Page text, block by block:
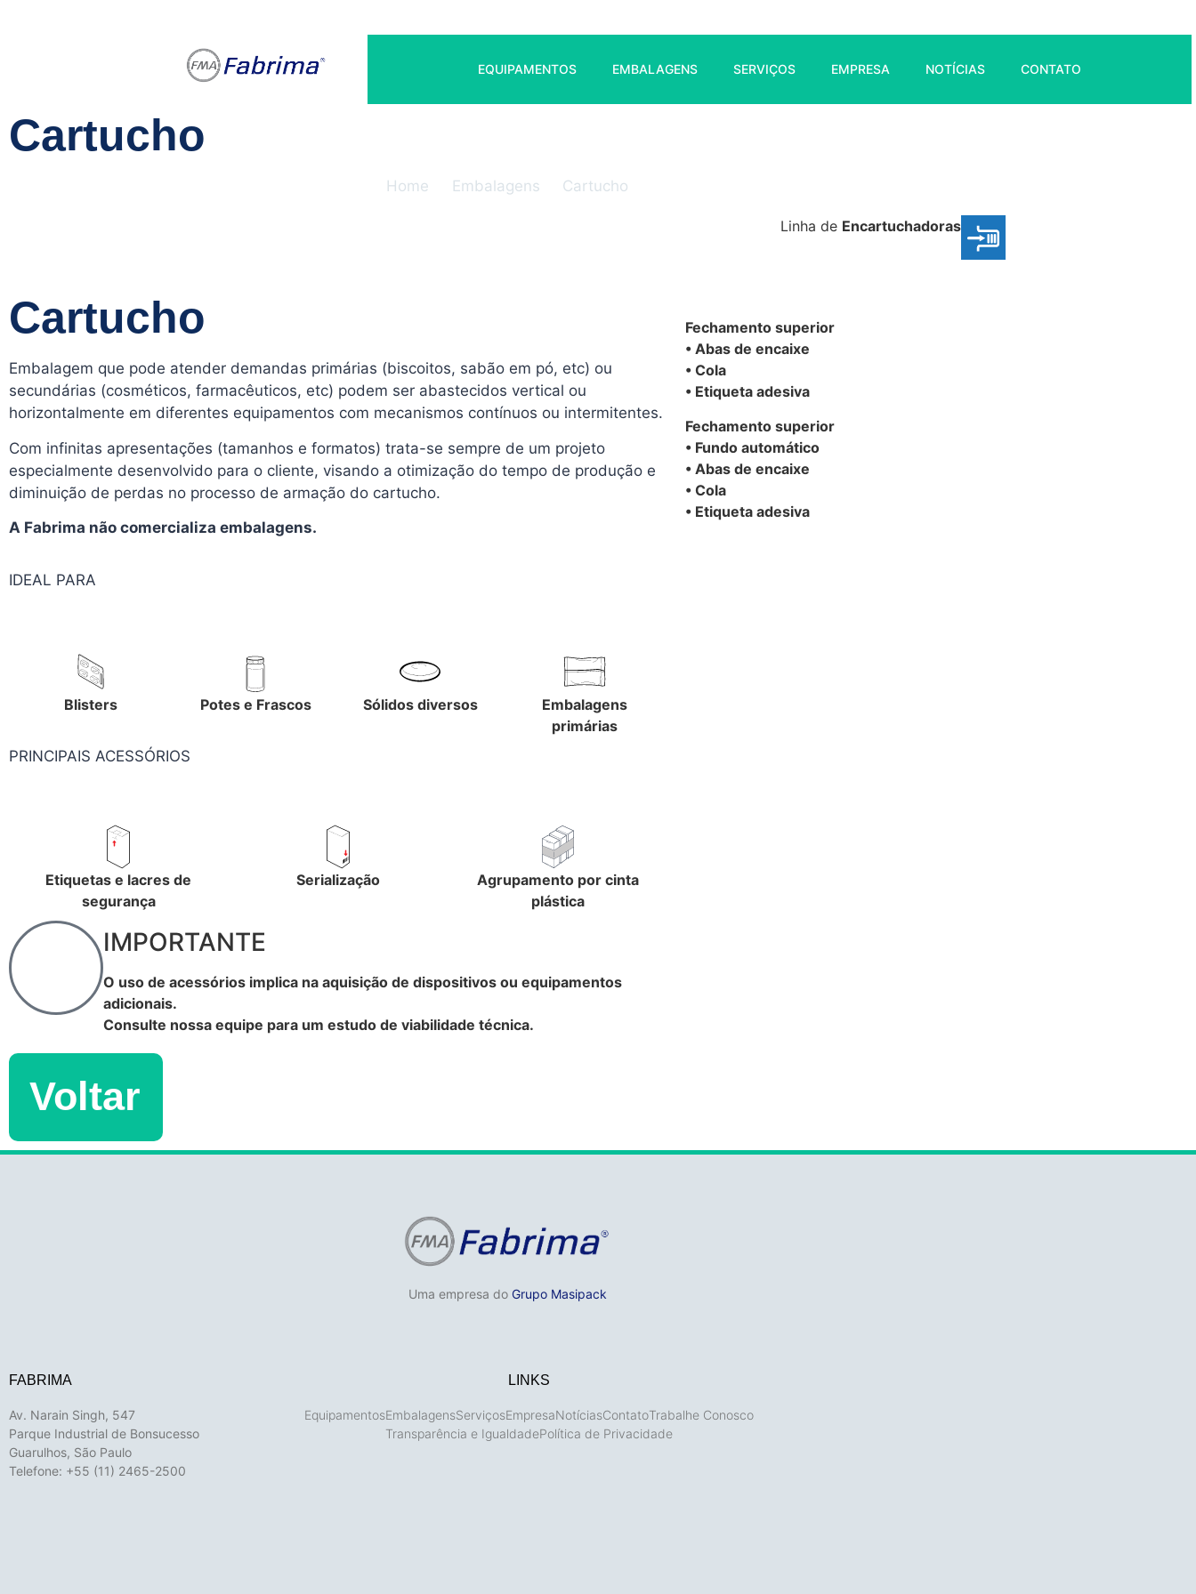
EQUIPAMENTOS EMBALAGENS SERVIÇOS EMPRESA NOTÍCIAS CONTATO
Cartucho
Home Embalagens Cartucho
Linha de Encartuchadoras
Cartucho
Embalagem que pode atender demandas primárias (biscoitos, sabão em pó, etc) ou
secundárias (cosméticos, farmacêuticos, etc) podem ser abastecidos vertical ou
horizontalmente em diferentes equipamentos com mecanismos contínuos ou intermitentes.
Com infinitas apresentações (tamanhos e formatos) trata-se sempre de um projeto
especialmente desenvolvido para o cliente, visando a otimização do tempo de produção e
diminuição de perdas no processo de armação do cartucho.
A Fabrima não comercializa embalagens.
IDEAL PARA
Blisters Potes e Frascos Sólidos diversos
Embalagens
primárias
PRINCIPAIS ACESSÓRIOS
Etiquetas e lacres de
segurança
Serialização
Agrupamento por cinta
plástica
IMPORTANTE
O uso de acessórios implica na aquisição de dispositivos ou equipamentos
adicionais.
Consulte nossa equipe para um estudo de viabilidade técnica.
Fechamento superior
• Abas de encaixe
• Cola
• Etiqueta adesiva
Fechamento superior
• Fundo automático
• Abas de encaixe
• Cola
• Etiqueta adesiva
Voltar
Uma empresa do Grupo Masipack
FABRIMA
Av. Narain Singh, 547
Parque Industrial de Bonsucesso
Guarulhos, São Paulo
Telefone: +55 (11) 2465-2500
LINKS
EquipamentosEmbalagensServiçosEmpresaNotíciasContatoTrabalhe Conosco
Transparência e IgualdadePolítica de Privacidade